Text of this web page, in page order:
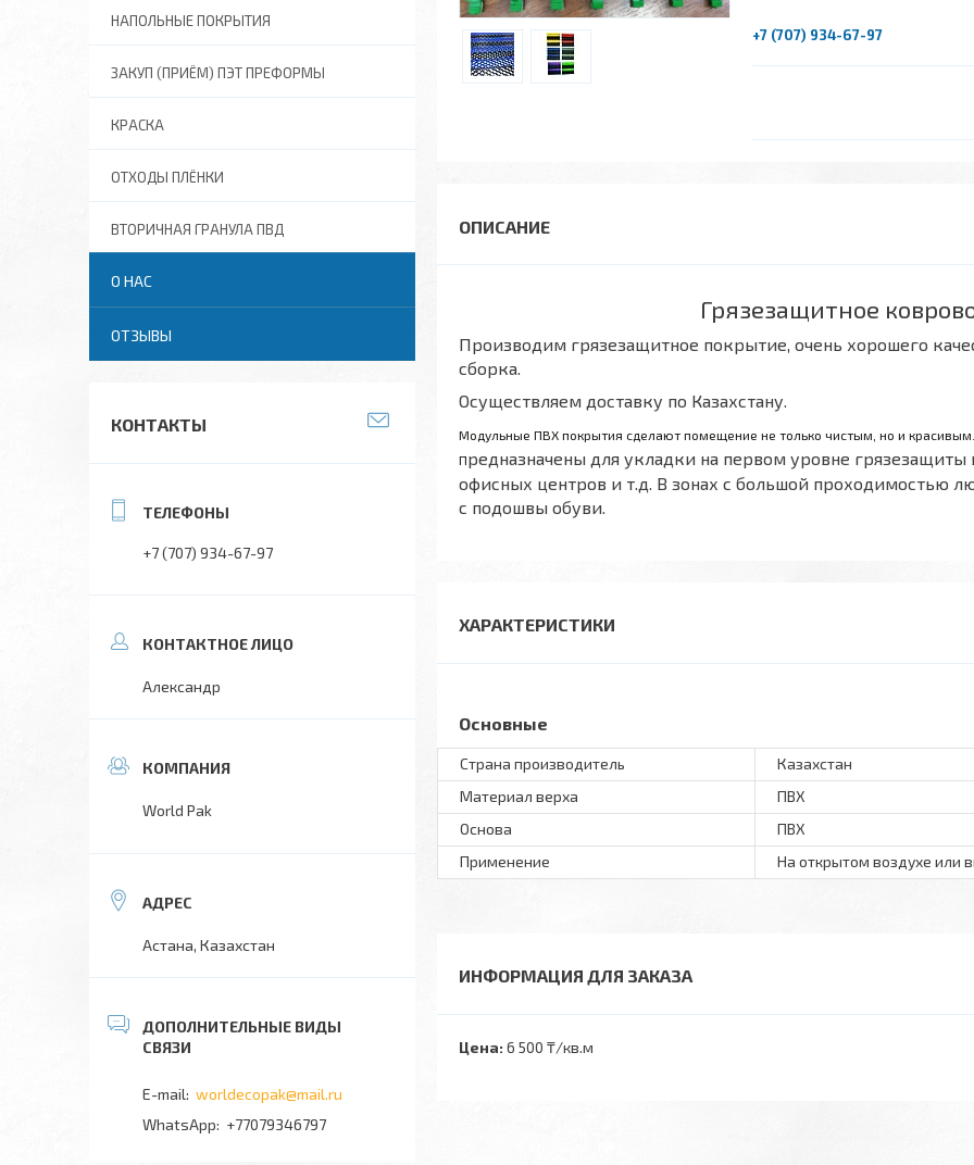
+7 (707) 934-67-97
Грязезащитное
Производим грязезащитное покрытие, очень хорошего
сборка.
Осуществляем доставку по Казахстану.
Модульные ПВХ покрытия сделают помещение не только чистым, но и
Предназначены для укладки на первом уровне
офисных центров и т.д. В зонах с большой проходимостью
с подошвы обуви.
ХАРАКТЕРИСТИКИ
Основные
Страна производитель
Казахстан
Материал верха
ПВХ
Основа
ПВХ
Применение
На открытом воздухе или
ИНФОРМАЦИЯ ДЛЯ ЗАКАЗА
Цена: 6 500 ₸/кв.м
НАПОЛЬНЫЕ ПОКРЫТИЯ
ЗАКУП (ПРИЁМ) ПЭТ ПРЕФОРМЫ
КРАСКА
ОТХОДЫ ПЛЁНКИ
ВТОРИЧНАЯ ГРАНУЛА ПВД
О НАС
ОТЗЫВЫ
КОНТАКТЫ
+7 (707) 934-67-97
Александр
World Pak
Астана, Казахстан
worldecopak@mail.ru
+77079346797